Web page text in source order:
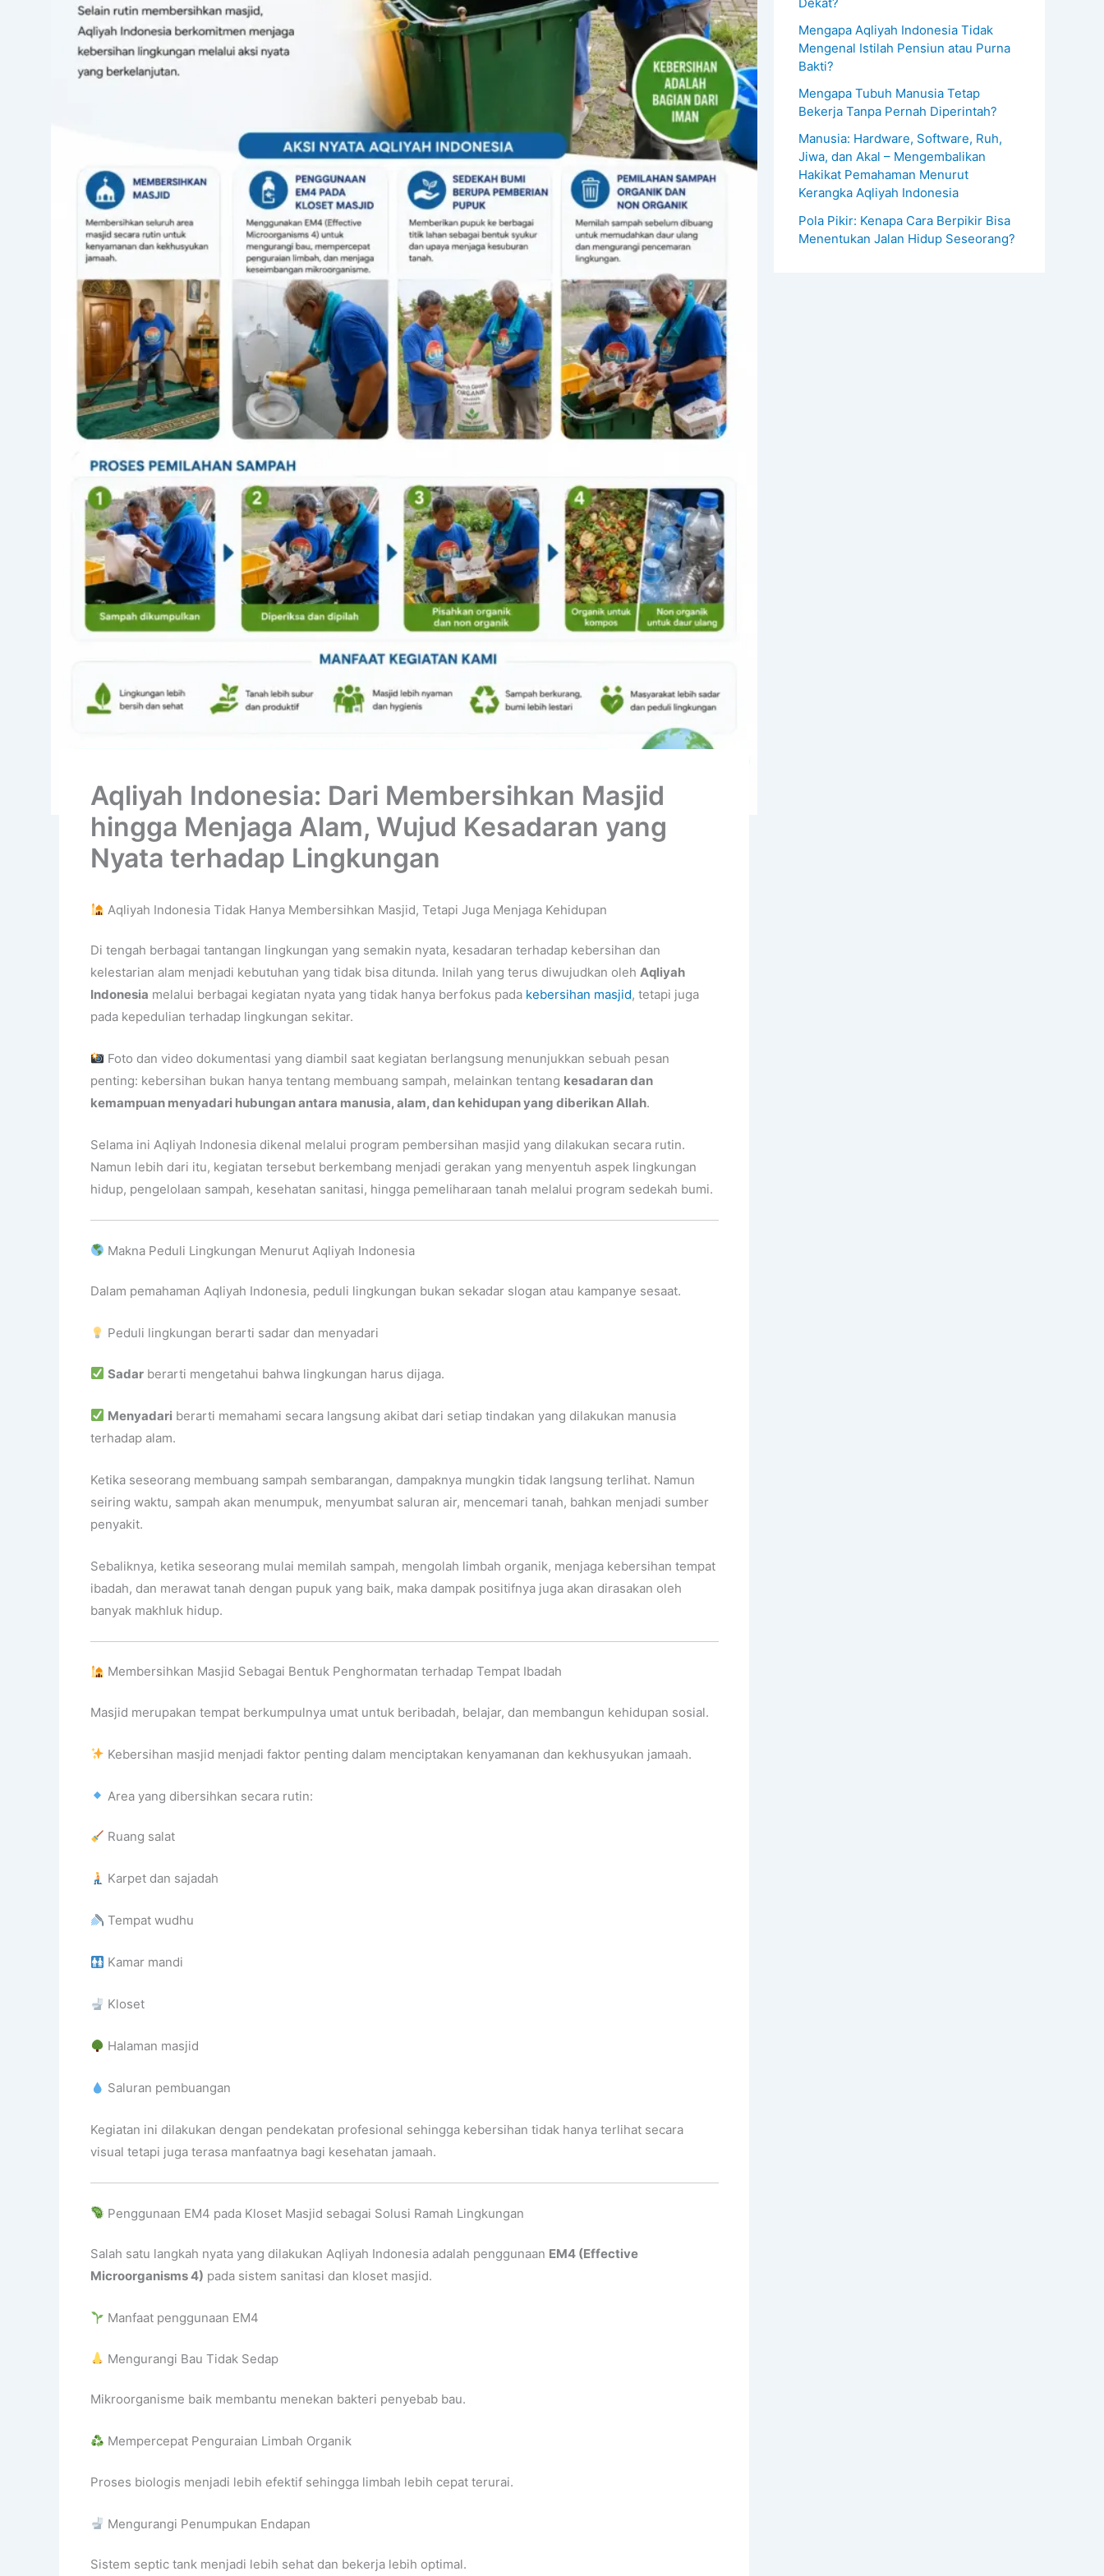
Aqliyah Indonesia: Dari Membersihkan Masjid
hingga Menjaga Alam, Wujud Kesadaran yang
Nyata terhadap Lingkungan
Aqliyah Indonesia Tidak Hanya Membersihkan Masjid, Tetapi Juga Menjaga Kehidupan
Di tengah berbagai tantangan lingkungan yang semakin nyata, kesadaran terhadap kebersihan dan
kelestarian alam menjadi kebutuhan yang tidak bisa ditunda. Inilah yang terus diwujudkan oleh Aqliyah
Indonesia melalui berbagai kegiatan nyata yang tidak hanya berfokus pada kebersihan masjid, tetapi juga
pada kepedulian terhadap lingkungan sekitar.
Foto dan video dokumentasi yang diambil saat kegiatan berlangsung menunjukkan sebuah pesan
penting: kebersihan bukan hanya tentang membuang sampah, melainkan tentang kesadaran dan
kemampuan menyadari hubungan antara manusia, alam, dan kehidupan yang diberikan Allah.
Selama ini Aqliyah Indonesia dikenal melalui program pembersihan masjid yang dilakukan secara rutin.
Namun lebih dari itu, kegiatan tersebut berkembang menjadi gerakan yang menyentuh aspek lingkungan
hidup, pengelolaan sampah, kesehatan sanitasi, hingga pemeliharaan tanah melalui program sedekah bumi.
Makna Peduli Lingkungan Menurut Aqliyah Indonesia
Dalam pemahaman Aqliyah Indonesia, peduli lingkungan bukan sekadar slogan atau kampanye sesaat.
Peduli lingkungan berarti sadar dan menyadari
Sadarberarti mengetahui bahwa lingkungan harus dijaga.
Menyadari berarti memahami secara langsung akibat dari setiap tindakan yang dilakukan manusia
terhadap alam.
Ketika seseorang membuang sampah sembarangan, dampaknya mungkin tidak langsung terlihat. Namun
seiring waktu, sampah akan menumpuk, menyumbat saluran air, mencemari tanah, bahkan menjadi sumber
penyakit.
Sebaliknya, ketika seseorang mulai memilah sampah, mengolah limbah organik, menjaga kebersihan tempat
ibadah, dan merawat tanah dengan pupuk yang baik, maka dampak positifnya juga akan dirasakan oleh
banyak makhluk hidup.
Membersihkan Masjid Sebagai Bentuk Penghormatan terhadap Tempat Ibadah
Masjid merupakan tempat berkumpulnya umat untuk beribadah, belajar, dan membangun kehidupan sosial.
Kebersihan masjid menjadi faktor penting dalam menciptakan kenyamanan dan kekhusyukan jamaah.
Area yang dibersihkan secara rutin:
Ruang salat
Karpet dan sajadah
Tempat wudhu
Kamar mandi
Kloset
Halaman masjid
Saluran pembuangan
Kegiatan ini dilakukan dengan pendekatan profesional sehingga kebersihan tidak hanya terlihat secara
visual tetapi juga terasa manfaatnya bagi kesehatan jamaah.
Penggunaan EM4 pada Kloset Masjid sebagai Solusi Ramah Lingkungan
Salah satu langkah nyata yang dilakukan Aqliyah Indonesia adalah penggunaan EM4 (Effective
Microorganisms 4) pada sistem sanitasi dan kloset masjid.
Manfaat penggunaan EM4
Mengurangi Bau Tidak Sedap
Mikroorganisme baik membantu menekan bakteri penyebab bau.
Mempercepat Penguraian Limbah Organik
Proses biologis menjadi lebih efektif sehingga limbah lebih cepat terurai.
Mengurangi Penumpukan Endapan
Sistem septic tank menjadi lebih sehat dan bekerja lebih optimal.
Mengapa Aqliyah Indonesia Tidak
Mengenal Istilah Pensiun atau Purna
Bakti?
Mengapa Tubuh Manusia Tetap
Bekerja Tanpa Pernah Diperintah?
Manusia: Hardware, Software, Ruh,
Jiwa, dan Akal – Mengembalikan
Hakikat Pemahaman Menurut
Kerangka Aqliyah Indonesia
Pola Pikir: Kenapa Cara Berpikir Bisa
Menentukan Jalan Hidup Seseorang?